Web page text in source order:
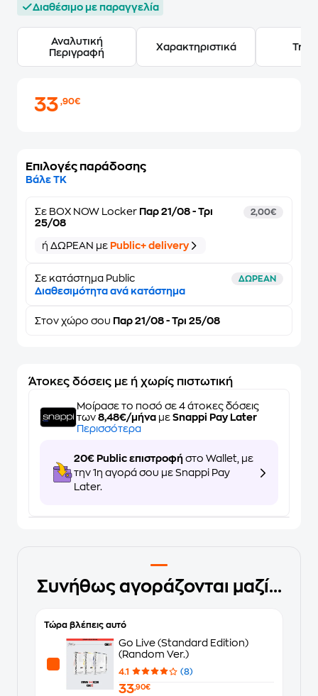
Διαθέσιμο με παραγγελία
Αναλυτική
Περιγραφή
Χαρακτηριστικά
33,90€
Επιλογές παράδοσης
Βάλε ΤΚ
Σε BOX NOW Locker Παρ 21/08 - Τρι
25/08
2,00€
ή ΔΩΡΕΑΝ με Public+ delivery
Σε κατάστημα Public ΔΩΡΕΑΝ
Διαθεσιμότητα ανά κατάστημα
Στον χώρο σου Παρ 21/08 - Τρι 25/08
Άτοκες δόσεις με ή χωρίς πιστωτική
Μοίρασε το ποσό σε 4 άτοκες δόσεις
των 8,48€/μήνα με Snappi Pay Later
Περισσότερα
20€ Public επιστροφή στο Wallet, με
την 1η αγορά σου με Snappi Pay
Later.
Συνήθως αγοράζονται μαζί...
Τώρα βλέπεις αυτό
Go Live (Standard Edition)
(Random Ver.)
4.1 (8)
33,90€